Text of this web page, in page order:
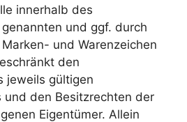
innerhalb des
und ggf. durch
und Warenzeichen
den
jeweils gültigen
und den Besitzrechten der
Eigentümer. Allein